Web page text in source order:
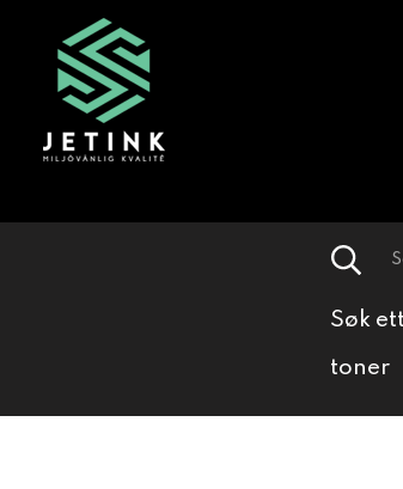
Søk
toner